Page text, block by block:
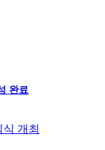
완료